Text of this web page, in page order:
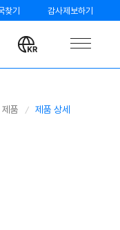
찾기 감사제보하기
Change
language
품 제품 상세